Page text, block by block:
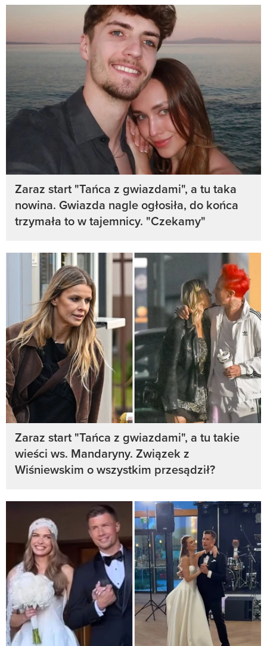
Zaraz start "Tańca z gwiazdami", a tu taka
nowina. Gwiazda nagle ogłosiła, do końca
trzymała to w tajemnicy. "Czekamy"
Zaraz start "Tańca z gwiazdami", a tu takie
wieści ws. Mandaryny. Związek z
Wiśniewskim o wszystkim przesądził?